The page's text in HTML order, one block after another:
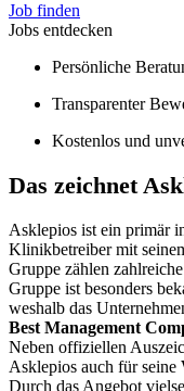
Job finden
Jobs entdecken
Persönliche
Transparenter
Kostenlos und
Das zeichnet
Asklepios ist ein primär
Klinikbetreiber mit
Gruppe zählen
Gruppe ist besonders
weshalb das
Best Management
Neben offiziellen
Asklepios auch für seine
Durch das Angebot